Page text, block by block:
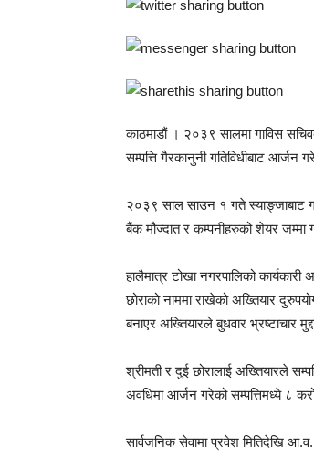
काठमाडौं । २०३९ सालमा गाविस
सम्पत्ति गैरकानुनी गतिविधीबाट आर्जन
२०३९ साल साउन १ गते स्याङ्जाबाट
बैंक मौज्दात र कम्पनीहरुको शेयर जम्मा
हालैमात्र टोखा नगरपालिको
छोराको नाममा राखेको अख्तियार
बनाएर अख्तियारले बुधवार भ्रष्टाचार
श्रीमती र दुई छोरालाई अख्तियारले
अवधिमा आर्जन गरेको सम्पत्तिमध्ये ८
सार्वजनिक सेवामा प्रवेश मितिदेखि